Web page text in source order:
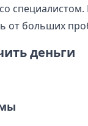
от больших
деньги